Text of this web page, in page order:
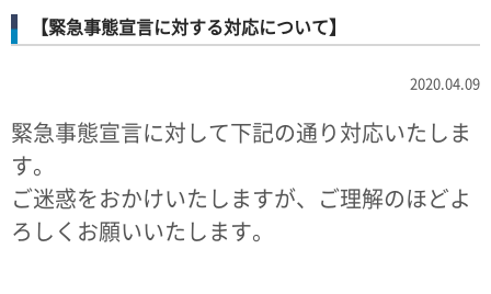
【緊急事態宣言に対する対応について】
2020.04.09
緊急事態宣言に対して下記の通り対応いたしま
す。
ご迷惑をおかけいたしますが、ご理解のほどよ
ろしくお願いいたします。